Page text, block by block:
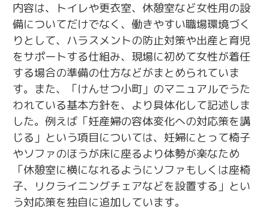
内容は、トイレや更衣室、休憩室など女性用の設
備についてだけでなく、働きやすい職場環境づく
りとして、ハラスメントの防止対策や出産と育児
をサポートする仕組み、現場に初めて女性が着任
する場合の準備の仕方などがまとめられていま
す。また、「けんせつ小町」のマニュアルでうた
われている基本方針を、より具体化して記述しま
した。例えば「妊産婦の容体変化への対応策を講
じる」という項目については、妊婦にとって椅子
やソファのほうが床に座るより体勢が楽なため
「休憩室に横になれるようにソファもしくは座椅
子、リクライニングチェアなどを設置する」とい
う対応策を独自に追加しています。